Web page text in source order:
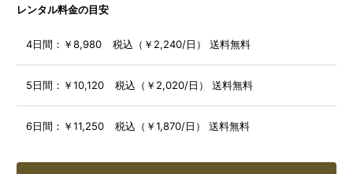
レンタル料金の目安
4日間： ￥8,980 税込（￥2,240/日） 送料無料
5日間： ￥10,120 税込（￥2,020/日） 送料無料
6日間： ￥11,250 税込（￥1,870/日） 送料無料